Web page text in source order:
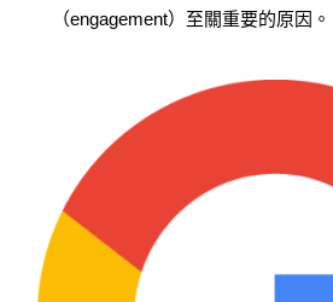
（engagement）至關重要的原因。